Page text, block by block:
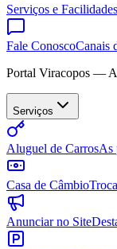
Serviços e Facilidades
Fale ConoscoCanais
Portal Viracopos —
Serviços
Aluguel de CarrosAs
Casa de Câmbio
Anunciar no Site